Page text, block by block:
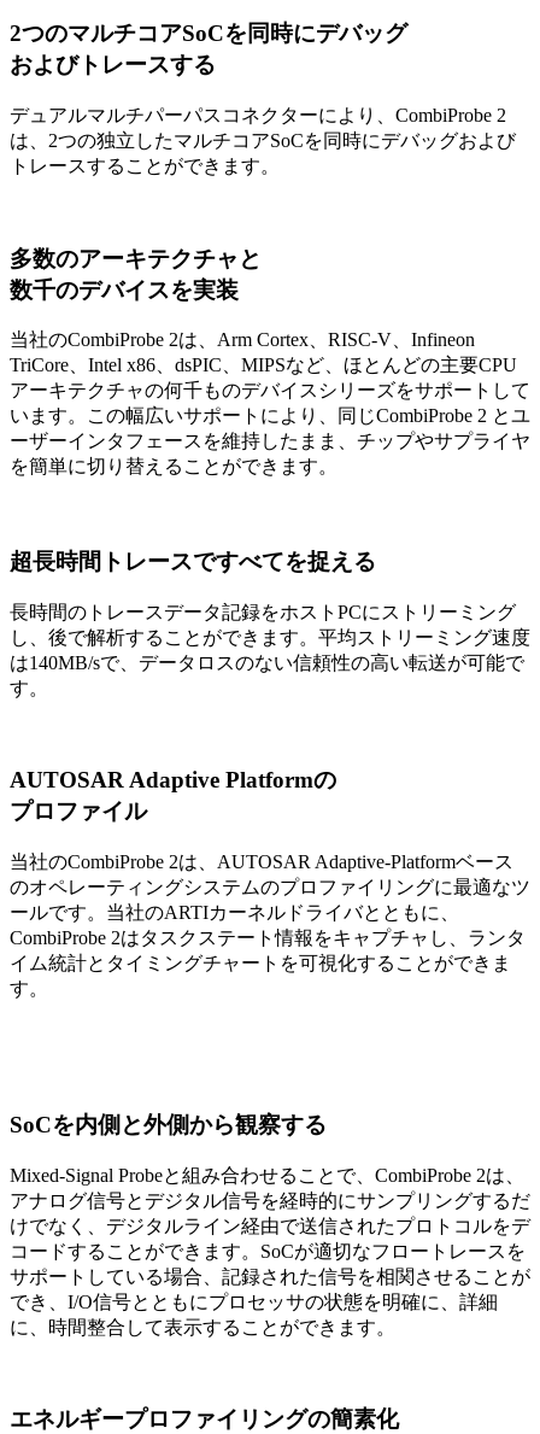
2つのマルチコアSoCを同時にデバッグ
およびトレースする
デュアルマルチパーパスコネクターにより、CombiProbe 2
は、2つの独立したマルチコアSoCを同時にデバッグおよび
トレースすることができます。
多数のアーキテクチャと
数千のデバイスを実装
当社のCombiProbe 2は、Arm Cortex、RISC-V、Infineon
TriCore、Intel x86、dsPIC、MIPSなど、ほとんどの主要CPU
アーキテクチャの何千ものデバイスシリーズをサポートして
います。この幅広いサポートにより、同じCombiProbe 2 とユ
ーザーインタフェースを維持したまま、チップやサプライヤ
を簡単に切り替えることができます。
超長時間トレースですべてを捉える
長時間のトレースデータ記録をホストPCにストリーミング
し、後で解析することができます。平均ストリーミング速度
は140MB/sで、データロスのない信頼性の高い転送が可能で
す。
AUTOSAR Adaptive Platformの
プロファイル
当社のCombiProbe 2は、AUTOSAR Adaptive-Platformベース
のオペレーティングシステムのプロファイリングに最適なツ
ールです。当社のARTIカーネルドライバとともに、
CombiProbe 2はタスクステート情報をキャプチャし、ランタ
イム統計とタイミングチャートを可視化することができま
す。
SoCを内側と外側から観察する
Mixed-Signal Probeと組み合わせることで、CombiProbe 2は、
アナログ信号とデジタル信号を経時的にサンプリングするだ
けでなく、デジタルライン経由で送信されたプロトコルをデ
コードすることができます。SoCが適切なフロートレースを
サポートしている場合、記録された信号を相関させることが
でき、I/O信号とともにプロセッサの状態を明確に、詳細
に、時間整合して表示することができます。
エネルギープロファイリングの簡素化